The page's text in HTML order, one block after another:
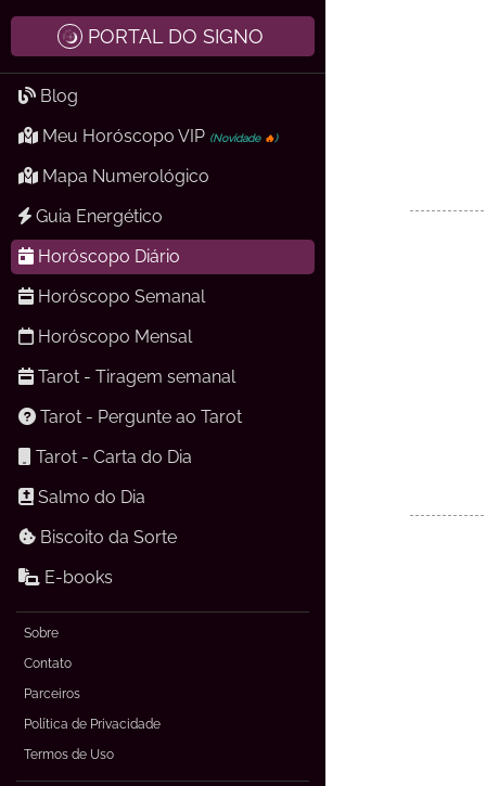
PORTAL DO SIGNO
Blog
Meu Horóscopo VIP (Novidade 🔥)
Mapa Numerológico
Guia Energético
Horóscopo Diário
Horóscopo Semanal
Horóscopo Mensal
Tarot - Tiragem semanal
Tarot - Pergunte ao Tarot
Tarot - Carta do Dia
Salmo do Dia
Biscoito da Sorte
E-books
Sobre
Contato
Parceiros
Política de Privacidade
Termos de Uso